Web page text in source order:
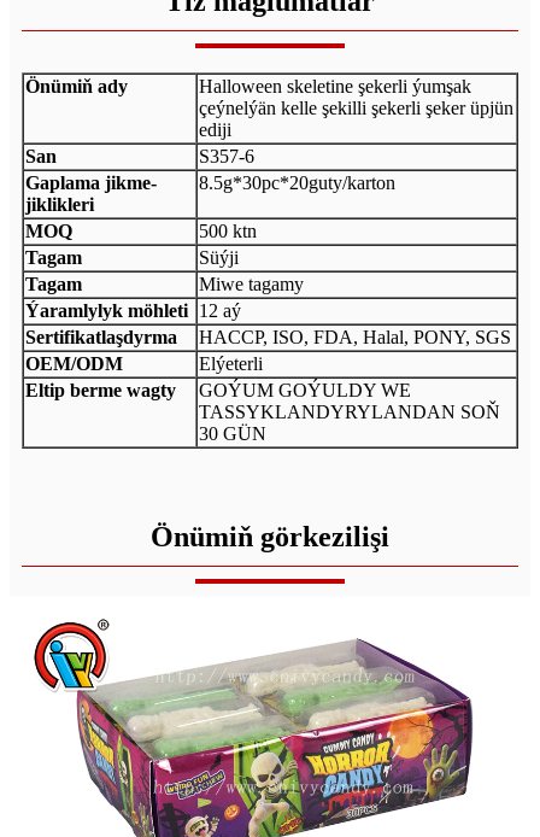
Önümiň ady
Halloween skeletine şekerli ýumşak
çeýnelýän kelle şekilli şekerli şeker üpjün
ediji
San
S357-6
Gaplama jikme-
jiklikleri
8.5g*30pc*20guty/karton
MOQ
500 ktn
Tagam
Süýji
Tagam
Miwe tagamy
Ýaramlylyk möhleti 12 aý
Sertifikatlaşdyrma
HACCP, ISO, FDA, Halal, PONY, SGS
OEM/ODM
Elýeterli
Eltip berme wagty
GOÝUM GOÝULDY WE
TASSYKLANDYRYLANDAN SOŇ
30 GÜN
Önümiň görkezilişi